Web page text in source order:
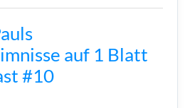
auf 1 Blatt
#10